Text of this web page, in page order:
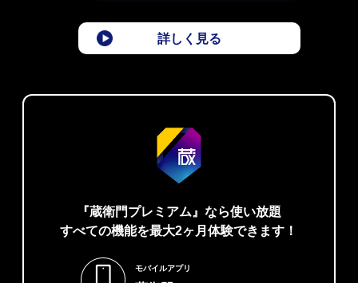
詳しく見る
『蔵衛門プレミアム』なら使い放題
すべての機能を最大2ヶ月体験できます！
モバイルアプリ